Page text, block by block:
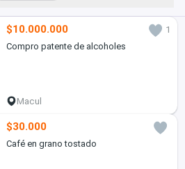
$10.000.000
1
Compro patente de alcoholes
Macul
$30.000
Café en grano tostado